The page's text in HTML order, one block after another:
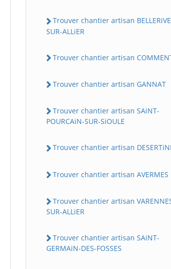
Trouver chantier artisan
SUR-ALLiER
Trouver chantier artisan
Trouver chantier artisan GANNAT
Trouver chantier artisan SAiNT-
POURCAiN-SUR-SiOULE
Trouver chantier artisan
Trouver chantier artisan AVERMES
Trouver chantier artisan
SUR-ALLiER
Trouver chantier artisan SAiNT-
GERMAiN-DES-FOSSES